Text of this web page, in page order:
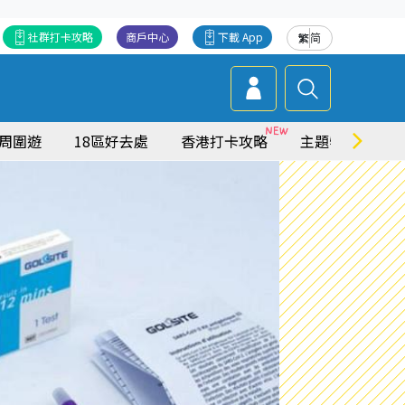
繁简
下載 App
商戶中心
社群打卡攻略
圍遊 18區好去處 香港打卡攻略 主題特集